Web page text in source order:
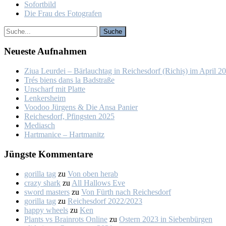
So­fort­bild
Die Frau des Fo­to­gra­fen
Neu­es­te Auf­nah­men
Ziua Leur­dei – Bär­lauch­tag in Rei­ches­dorf (Ri­chiș) im April
Trés biens dans la Bad­stra­ße
Un­scharf mit Plat­te
Len­kers­heim
Voo­doo Jür­gens & Die An­sa Pa­nier
Rei­ches­dorf, Pfings­ten 2025
Me­dia­sch
Hart­ma­nice – Hart­ma­nitz
Jüngs­te Kom­men­ta­re
gorilla tag zu Von oben her­ab
crazy shark zu All Hal­lows Eve
sword masters zu Von Fürth nach Rei­ches­dorf
gorilla tag zu Rei­ches­dorf 2022/2023
happy wheels zu Ken
Plants vs Brainrots Online zu Os­tern 2023 in Sie­ben­bür­gen